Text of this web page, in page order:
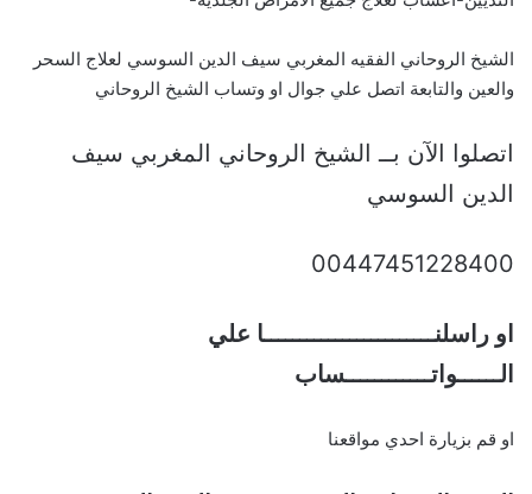
الشيخ الروحاني الفقيه المغربي سيف الدين السوسي لعلاج السحر
والعين والتابعة اتصل علي جوال او وتساب الشيخ الروحاني
اتصلوا الآن بــ الشيخ الروحاني المغربي سيف
الدين السوسي
00447451228400
او راسلنــــــــــــــــــــــــا علي
الــــــواتــــــــــــساب
او قم بزيارة احدي مواقعنا